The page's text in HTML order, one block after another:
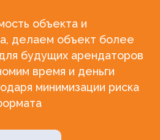
объекта и
делаем объект более
будущих арендаторов
время и деньги
минимизации риска